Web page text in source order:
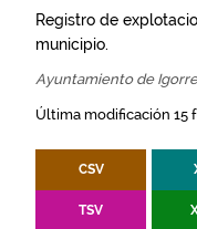
Registro de
municipio.
Ayuntamiento de Igorre
Última modificación 15
CSV
TSV